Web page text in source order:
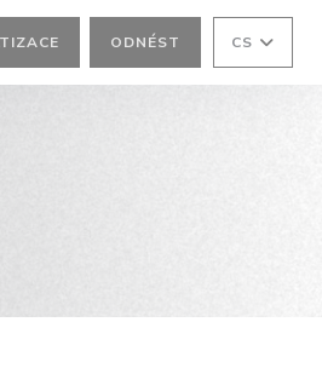
ODNÉST CS